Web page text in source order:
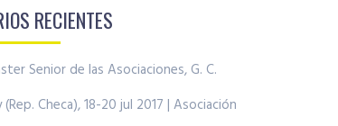
RECIENTES
Senior de las Asociaciones, G. C.
Checa), 18-20 jul 2017 | Asociación